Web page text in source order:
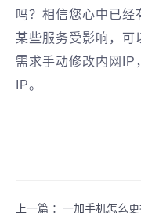
吗？相信您心中已
某些服务受影响，可
需求手动修改内网IP
IP。
上一篇 ： 一加手机怎么